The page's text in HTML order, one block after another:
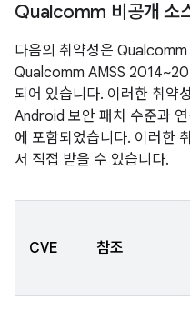
Qualcomm 비공개 소
다음의 취약성은
Qualcomm AMSS
되어 있습니다. 이러한 취약
Android 보안 패치 수준과
에 포함되었습니다. 이러한
서 직접 받을 수 있습니다.
CVE 참조